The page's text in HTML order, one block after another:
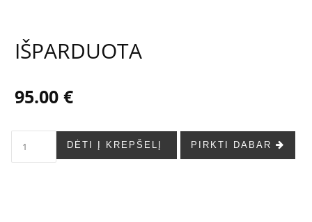
IŠPARDUOTA
95.00 €
DĖTI Į KREPŠELĮ PIRKTI DABAR